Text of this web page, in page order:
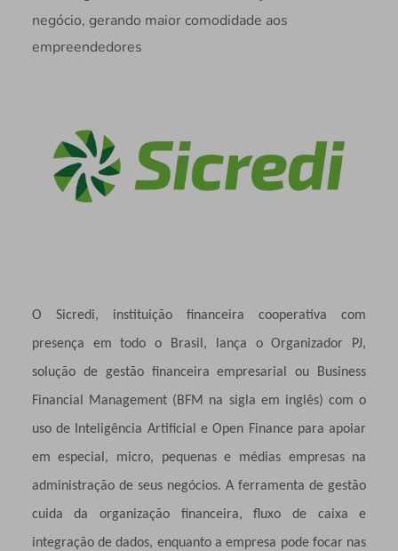
negócio, gerando maior comodidade aos
empreendedores
O Sicredi, instituição financeira cooperativa com
presença em todo o Brasil, lança o Organizador PJ,
solução de gestão financeira empresarial ou Business
Financial Management (BFM na sigla em inglês) com o
uso de Inteligência Artificial e Open Finance para apoiar
em especial, micro, pequenas e médias empresas na
administração de seus negócios. A ferramenta de gestão
cuida da organização financeira, fluxo de caixa e
integração de dados, enquanto a empresa pode focar nas